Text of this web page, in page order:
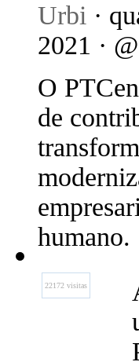
Urbi ·
2021 ·
O
de
humano.
22172 visitas